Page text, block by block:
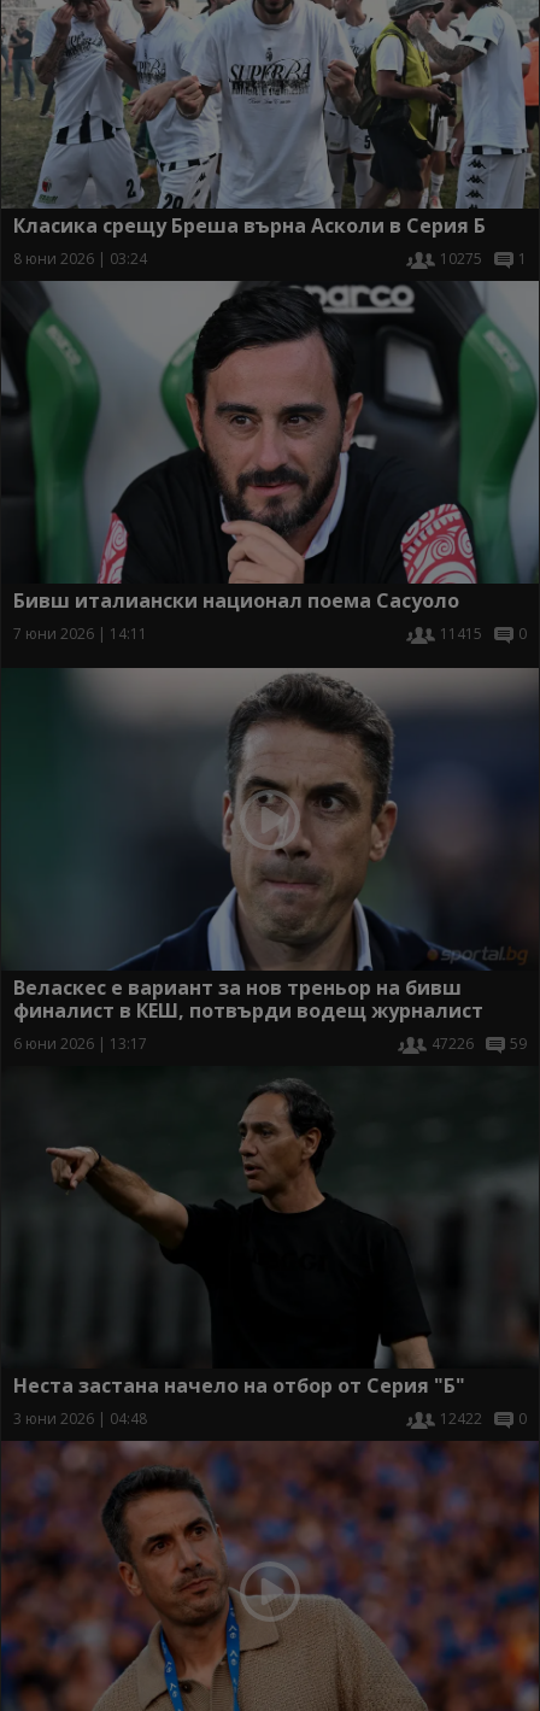
Класика срещу Бреша върна Асколи в Серия Б
8 юни 2026 | 03:24 10275 1
Бивш италиански национал поема Сасуоло
7 юни 2026 | 14:11 11415 0
Веласкес е вариант за нов треньор на бивш
финалист в КЕШ, потвърди водещ журналист
6 юни 2026 | 13:17 47226 59
Неста застана начело на отбор от Серия "Б"
3 юни 2026 | 04:48 12422 0